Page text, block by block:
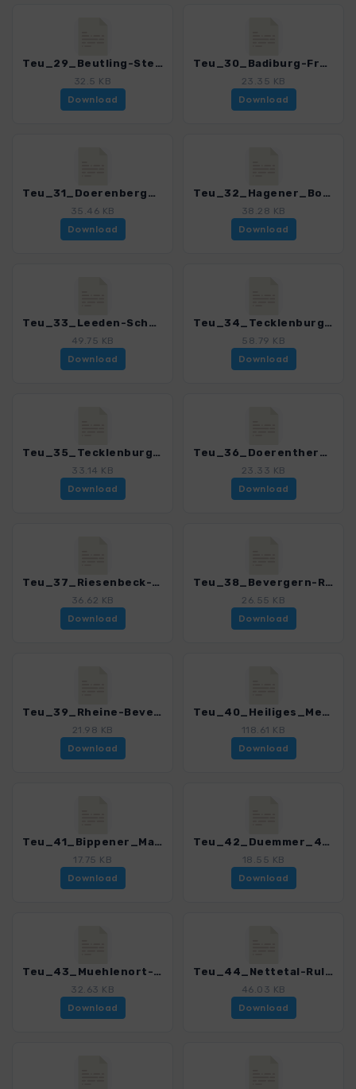
Teu_29_Beutling-Steinegge_4020_7.gpx
32.5 KB
Download
Teu_30_Badiburg-Freeden_4020_7.gpx
23.35 KB
Download
Teu_31_Doerenberg_4020_7.gpx
35.46 KB
Download
Teu_32_Hagener_Borgberg_4020_7.gpx
38.28 KB
Download
Teu_33_Leeden-Schollbruch_4020_7.gpx
49.75 KB
Download
Teu_34_Tecklenburg-Lengerich_4020_7.gpx
58.79 KB
Download
Teu_35_Tecklenburg-Brochterbeck_4020_7.gpx
33.14 KB
Download
Teu_36_Doerenther_Klippen_4020_7.gpx
23.33 KB
Download
Teu_37_Riesenbeck-Doerenthe_4020_7.gpx
36.62 KB
Download
Teu_38_Bevergern-Riesenbeck_4020_7.gpx
26.55 KB
Download
Teu_39_Rheine-Bevergern_4020_7.gpx
21.98 KB
Download
Teu_40_Heiliges_Meer_4020_7.gpx
118.61 KB
Download
Teu_41_Bippener_Maiburg_4020_7.gpx
17.75 KB
Download
Teu_42_Duemmer_4020_7.gpx
18.55 KB
Download
Teu_43_Muehlenort-Suentelstein_4020_7.gpx
32.63 KB
Download
Teu_44_Nettetal-Rulle_4020_7.gpx
46.03 KB
Download